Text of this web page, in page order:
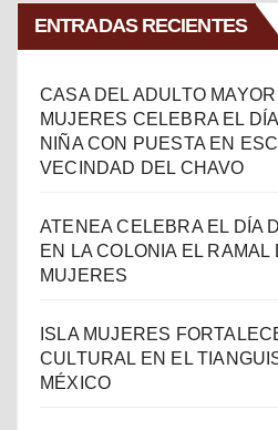
ENTRADAS RECIENTES
CASA DEL ADULTO
MUJERES CELEBRA EL
NIÑA CON PUESTA EN
VECINDAD DEL CHAVO
ATENEA CELEBRA EL DÍA
EN LA COLONIA EL RAMAL
MUJERES
ISLA MUJERES
CULTURAL EN EL
MÉXICO